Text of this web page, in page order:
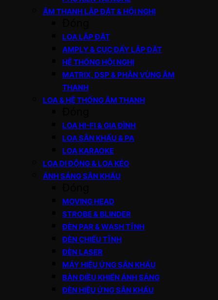
ÂM THANH LẮP ĐẶT & HỘI NGHỊ
LOA LẮP ĐẶT
AMPLY & CỤC ĐẨY LẮP ĐẶT
HỆ THỐNG HỘI NGHỊ
MATRIX, DSP & PHÂN VÙNG ÂM
THANH
LOA & HỆ THỐNG ÂM THANH
LOA HI-FI & GIA ĐÌNH
LOA SÂN KHẤU & PA
LOA KARAOKE
LOA DI ĐỘNG & LOA KÉO
ÁNH SÁNG SÂN KHẤU
MOVING HEAD
STROBE & BLINDER
ĐÈN PAR & WASH TĨNH
ĐÈN CHIẾU TĨNH
ĐÈN LASER
MÁY HIỆU ỨNG SÂN KHẤU
BÀN ĐIỀU KHIỂN ÁNH SÁNG
ĐÈN HIỆU ỨNG SÂN KHẤU